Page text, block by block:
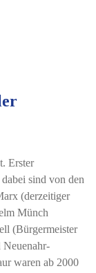
Erster
sind von den
(derzeitiger
Münch
(Bürgermeister
waren ab 2000